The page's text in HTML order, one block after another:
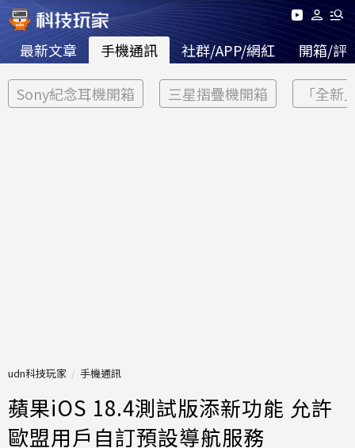
最新文章 手機通訊 社群/APP/網紅 開箱/評
Sony紀念耳機開箱 三星摺疊機開箱 「全新
udn科技玩家 手機通訊
蘋果iOS 18.4測試版添新功能 允許
歐盟用戶自訂預設導航服務